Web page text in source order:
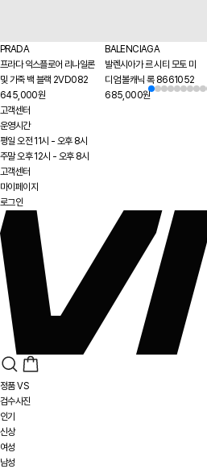
PRADA
프라다 익스플로어 리나일론
및 가죽 백 블랙 2VD082
645,000원
BALENCIAGA
발렌시아가 르 시티 모토 미
디엄 볼캐닉 록 8661052
685,000원
고객센터
운영시간
평일 오전 11시 - 오후 8시
주말 오후 12시 - 오후 8시
고객센터
마이페이지
로그인
정품 VS
검수사진
인기
신상
여성
남성